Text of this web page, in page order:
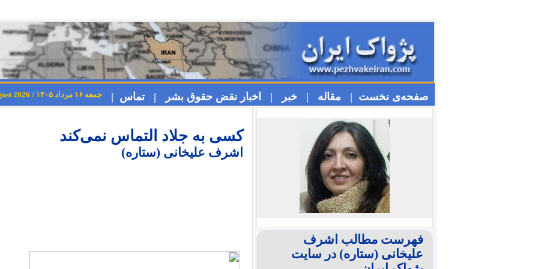
صفحه‌ی نخست | مقاله | خبر | اخبار نقض حقوق بشر | تماس | جمعه ۱۶ مرداد ۱۴۰۵ / Friday 7th August 2026
کسی به جلاد التماس نمی‌کند
اشرف علیخانی (ستاره)
فهرست مطالب اشرف
علیخانی (ستاره) در سایت